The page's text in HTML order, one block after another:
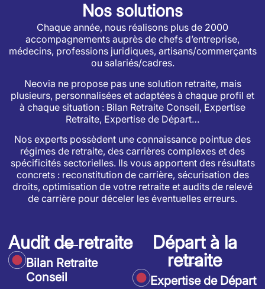
Nos solutions
Chaque année, nous réalisons plus de 2000
accompagnements auprès de chefs d’entreprise,
médecins, professions juridiques, artisans/commerçants
ou salariés/cadres.
Neovia ne propose pas une solution retraite, mais
plusieurs, personnalisées et adaptées à chaque profil et
à chaque situation : Bilan Retraite Conseil, Expertise
Retraite, Expertise de Départ…
Nos experts possèdent une connaissance pointue des
régimes de retraite, des carrières complexes et des
spécificités sectorielles. Ils vous apportent des résultats
concrets : reconstitution de carrière, sécurisation des
droits, optimisation de votre retraite et audits de relevé
de carrière pour déceler les éventuelles erreurs.
Audit de retraite
Bilan Retraite
Conseil
Départ à la
retraite
Expertise de Départ